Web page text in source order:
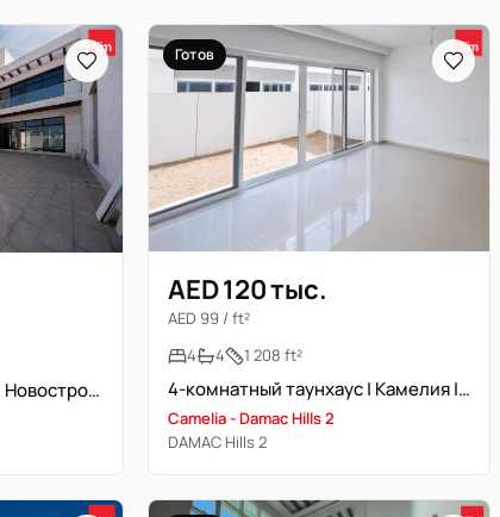
Умный дом | Свободна | Новостройка
Готов
AED 120 тыс.
AED 99 / ft²
4
4 1 208 ft²
4-комнатный таунхаус | Камелия | Новостройка
Camelia - Damac Hills 2
DAMAC Hills 2